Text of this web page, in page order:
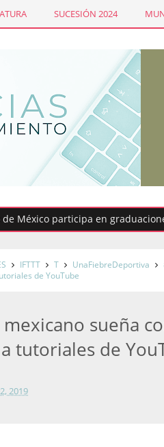
SUCESIÓN 2024
participa en graduaciones
IFTTT T UnaFiebreDeportiva
de YouTube
mexicano sueña
tutoriales de
2019